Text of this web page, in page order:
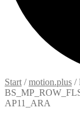
Start /motion.plus /
AP11_ARA